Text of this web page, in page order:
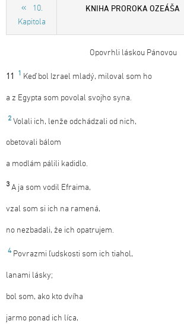
10.
Kapitola
KNIHA PROROKA OZEÁŠA
Opovrhli láskou Pánovou
11 1 Keď bol Izrael mladý, miloval som ho
a z Egypta som povolal svojho syna.
2 Volali ich, lenže odchádzali od nich,
obetovali bálom
a modlám pálili kadidlo.
3 A ja som vodil Efraima,
vzal som si ich na ramená,
no nezbadali, že ich opatrujem.
4 Povrazmi ľudskosti som ich tiahol,
lanami lásky;
bol som, ako kto dvíha
jarmo ponad ich líca,